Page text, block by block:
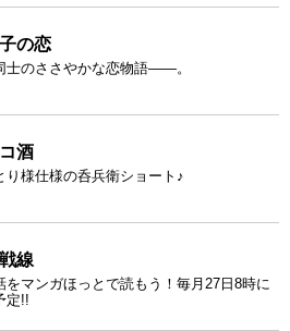
の恋
士のささやかな恋物語――。
酒
り様仕様の呑兵衛ショート♪
線
をマンガほっとで読もう！毎月27日8時に
定!!